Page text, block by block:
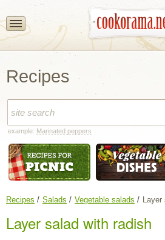
Recipes
example: Marinated peppers
Recipes Salads Vegetable salads Layer
Layer salad with radish